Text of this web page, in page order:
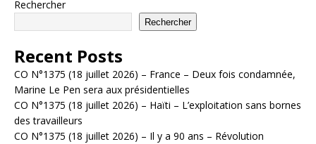
Rechercher
Rechercher
Recent Posts
CO N°1375 (18 juillet 2026) – France – Deux fois condamnée,
Marine Le Pen sera aux présidentielles
CO N°1375 (18 juillet 2026) – Haïti – L’exploitation sans bornes
des travailleurs
CO N°1375 (18 juillet 2026) – Il y a 90 ans – Révolution